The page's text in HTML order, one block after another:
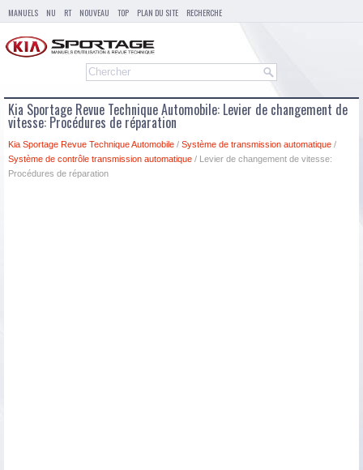
MANUELS NU RT NOUVEAU TOP PLAN DU SITE RECHERCHE
Kia Sportage Revue Technique Automobile: Levier de changement de
vitesse: Procédures de réparation
Kia Sportage Revue Technique Automobile / Système de transmission automatique /
Système de contrôle transmission automatique / Levier de changement de vitesse:
Procédures de réparation